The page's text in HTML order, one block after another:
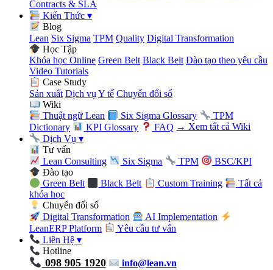
Contracts & SLA
Kiến Thức▾
Blog
Lean Six Sigma TPM Quality Digital Transformation
Học Tập
Khóa học Online Green Belt Black Belt Đào tạo theo yêu cầu
Video Tutorials
Case Study
Sản xuất Dịch vụ Y tế Chuyển đổi số
Wiki
Thuật ngữ Lean
Six Sigma Glossary
TPM
Dictionary
KPI Glossary FAQ → Xem tất cả Wiki
Dịch Vụ▾
Tư vấn
Lean Consulting
Six Sigma TPM
BSC/KPI
Đào tạo
Green Belt
Black Belt Custom Training
Tất cả
khóa học
Chuyển đổi số
Digital Transformation
AI Implementation
LeanERP Platform
Yêu cầu tư vấn
Liên Hệ▾
Hotline
098 905 1920
info@lean.vn